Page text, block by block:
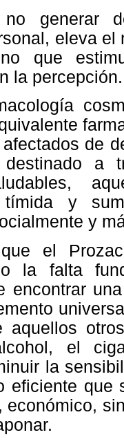
generar
eleva
que
la percepción.
afectados de
destinado a
tímida y
y
que el
la falta
encontrar
aquellos
el
la
eficiente que
económico,